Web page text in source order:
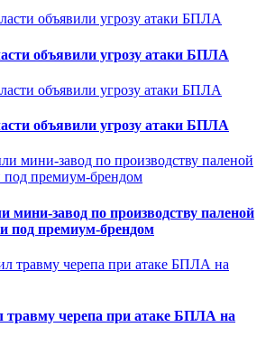
объявили угрозу атаки БПЛА
объявили угрозу атаки БПЛА
мини-завод по производству паленой
под премиум-брендом
травму черепа при атаке БПЛА на